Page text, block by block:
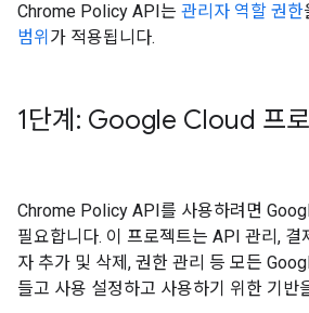
Chrome Policy API는 관리자 역할 권한
범위 가 적용됩니다.
1단계: Google Cloud 프로
Chrome Policy API를 사용하려면
필요합니다. 이 프로젝트는 API 관리, 결
자 추가 및 삭제, 권한 관리 등 모든
들고 사용 설정하고 사용하기 위한 기반